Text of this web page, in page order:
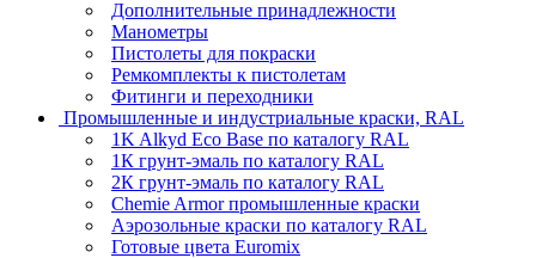
Дополнительные принадлежности
Манометры
Пистолеты для покраски
Ремкомплекты к пистолетам
Фитинги и переходники
Промышленные и индустриальные краски, RAL
1K Alkyd Eco Base по каталогу RAL
1К грунт-эмаль по каталогу RAL
2К грунт-эмаль по каталогу RAL
Chemie Armor промышленные краски
Аэрозольные краски по каталогу RAL
Готовые цвета Euromix